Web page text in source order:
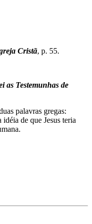
Cristã, p. 55.
as Testemunhas de
palavras gregas:
de que Jesus teria